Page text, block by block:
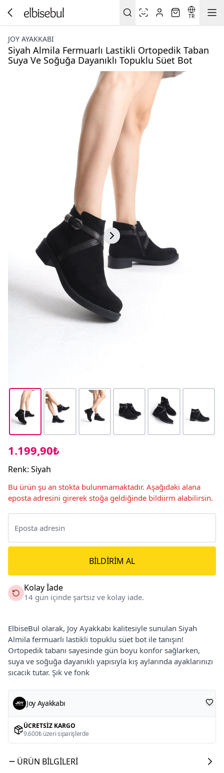
TR
JOY AYAKKABI
Siyah Almila Fermuarlı Lastikli Ortopedik Taban
Suya Ve Soğuğa Dayanıklı Topuklu Süet Bot
1.199,90₺
Renk: Siyah
Bu ürün şu an stokta bulunmamaktadır. Aşağıdaki alana
eposta adresini girerek stoğa geldiğinde bildiirm alabilirsin.
BILDIRIM AL
Kolay İade
14 gün içinde şartsız ve kolay iade.
ElbiseBul olarak, Joy Ayakkabı kalitesiyle sunulan Siyah
Almila fermuarlı lastikli topuklu süet bot ile tanışın!
Ortopedik tabanı sayesinde gün boyu konfor sağlarken,
suya ve soğuğa dayanıklı yapısıyla kış aylarında ayaklarınızı
sıcacık tutar. Şık ve fonk
Joy Ayakkabı
ÜCRETSIZ KARGO
9.600₺ üzeri siparişlerde
ÜRÜN BILGILERI